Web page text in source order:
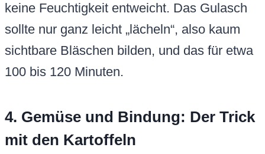
keine Feuchtigkeit entweicht. Das Gulasch
sollte nur ganz leicht „lächeln“, also kaum
sichtbare Bläschen bilden, und das für etwa
100 bis 120 Minuten.
4. Gemüse und Bindung: Der Trick
mit den Kartoffeln